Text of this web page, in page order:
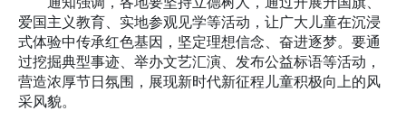
爱国主义教育、实地参观见学等活动，让广大儿童在沉浸
式体验中传承红色基因，坚定理想信念、奋进逐梦。要通
过挖掘典型事迹、举办文艺汇演、发布公益标语等活动，
营造浓厚节日氛围，展现新时代新征程儿童积极向上的风
采风貌。